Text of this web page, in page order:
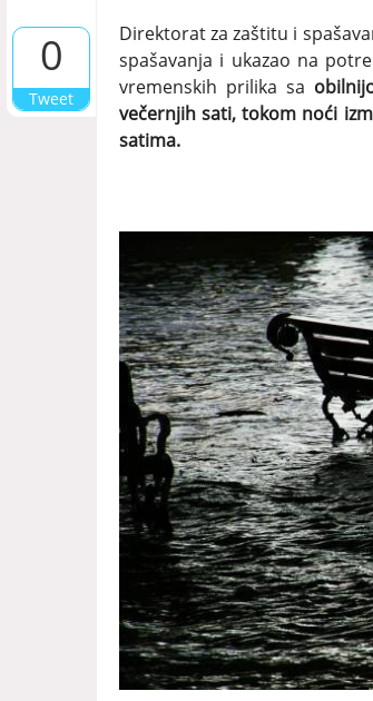
0
Tweet
Direktorat za zaštitu i
spašavanja i ukazao na
vremenskih prilika sa
večernjih sati, tokom noći
satima.